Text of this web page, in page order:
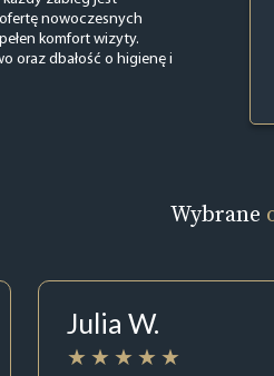
nowoczesnych
komfort wizyty.
oraz dbałość o higienę i
Wybrane
Julia W.